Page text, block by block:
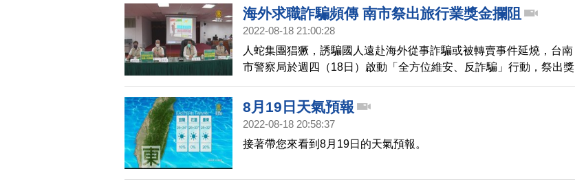
發出救助信息被抓。
海外求職詐騙頻傳 南市祭出旅行業獎金攔阻
2022-08-18 21:00:28
人蛇集團猖獗，誘騙國人遠赴海外從事詐騙或被轉賣事件延燒，台南
市警察局於週四（18日）啟動「全方位維安、反詐騙」行動，祭出獎
金號召旅行業者攔阻，只要成功攔截1名被招募者，就提供2萬元獎
金。
8月19日天氣預報
2022-08-18 20:58:37
接著帶您來看到8月19日的天氣預報。